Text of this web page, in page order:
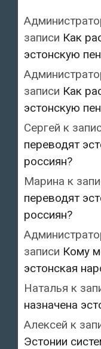
записи Как
эстонскую
записи Как
эстонскую
Сергей к
переводят
россиян?
Марина к
переводят
россиян?
записи Кому
эстонская
Наталья к
назначена
Алексей к
Эстонии